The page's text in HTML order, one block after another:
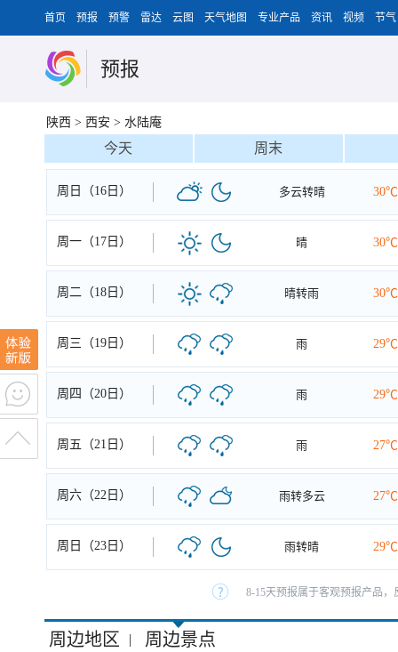
首页 预报 预警 雷达 云图 天气地图 专业产品 资讯 视频 节气
预报
陕西 > 西安 > 水陆庵
今天 周末
周日（16日） 多云转晴 30℃
周一（17日） 晴 30℃
周二（18日） 晴转雨 30℃
周三（19日） 雨 29℃
周四（20日） 雨 29℃
周五（21日） 雨 27℃
周六（22日） 雨转多云 27℃
周日（23日） 雨转晴 29℃
8-15天预报属于客观预报产品
周边地区 | 周边景点